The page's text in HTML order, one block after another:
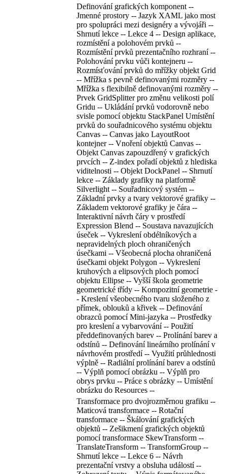
Definování grafických komponent --
Jmenné prostory -- Jazyk XAML jako most
pro spolupráci mezi designéry a vývojáři --
Shrnutí lekce -- Lekce 4 -- Design aplikace,
rozmístění a polohovém prvků --
Rozmístění prvků prezentačního rozhraní --
Polohování prvku vůči kontejneru --
Rozmísťování prvků do mřížky objekt Grid
-- Mřížka s pevně definovanými rozměry --
Mřížka s flexibilně definovanými rozměry --
Prvek GridSplitter pro změnu velikosti polí
Gridu -- Ukládání prvků vodorovně nebo
svisle pomocí objektu StackPanel Umístění
prvků do souřadnicového systému objektu
Canvas -- Canvas jako LayoutRoot
kontejner -- Vnoření objektů Canvas --
Objekt Canvas zapouzdřený v grafických
prvcích -- Z-index pořadí objektů z hlediska
viditelnosti -- Objekt DockPanel -- Shrnutí
lekce -- Základy grafiky na platformě
Silverlight -- Souřadnicový systém --
Základní prvky a tvary vektorové grafiky --
Základem vektorové grafiky je čára --
Interaktivní návrh čáry v prostředí
Expression Blend -- Soustava navazujících
úseček -- Vykreslení obdélníkových a
nepravidelných ploch ohraničených
úsečkami -- Všeobecná plocha ohraničená
úsečkami objekt Polygon -- Vykreslení
kruhových a elipsových ploch pomocí
objektu Ellipse -- Vyšší škola geometrie
geometrické třídy -- Kompozitní geometrie -
- Kreslení všeobecného tvaru složeného z
přímek, oblouků a křivek -- Definování
obrazců pomocí Mini-jazyka -- Prostředky
pro kreslení a vybarvování -- Použití
předdefinovaných barev -- Prolínání barev a
odstínů -- Definování lineárního prolínání v
návrhovém prostředí -- Využití průhlednosti
výplně -- Radiální prolínání barev a odstínů
-- Výplň pomocí obrázku -- Výplň pro
obrys prvku -- Práce s obrázky -- Umístění
obrázku do Resources --
Transformace pro dvojrozměrnou grafiku --
Maticová transformace -- Rotační
transformace -- Škálování grafických
objektů -- Zešikmení grafických objektů
pomocí transformace SkewTransform --
TranslateTransform -- TransformGroup --
Shrnutí lekce -- Lekce 6 -- Návrh
prezentační vrstvy a obsluha událostí --